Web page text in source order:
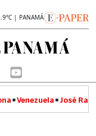
| PANAMÁ
Venezuela José